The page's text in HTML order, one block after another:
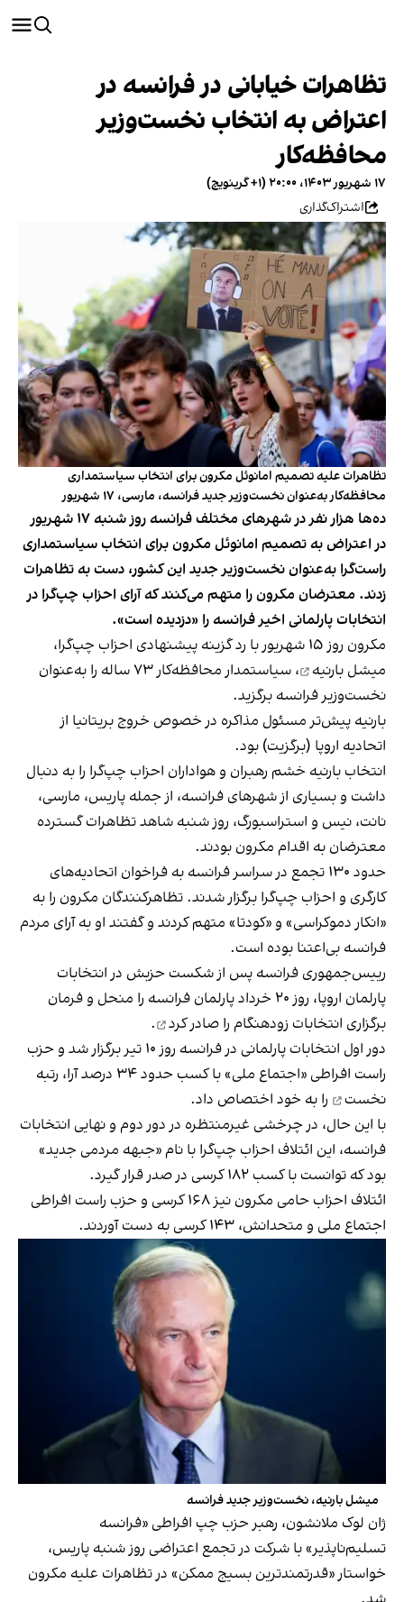
تظاهرات خیابانی در فرانسه در
اعتراض به انتخاب نخست‌وزیر
محافظه‌کار
۱۷ شهریور ۱۴۰۳، ۲۰:۰۰ (‎+۱ گرینویچ)
اشتراک‌گذاری
تظاهرات علیه تصمیم امانوئل مکرون برای انتخاب سیاستمداری
محافظه‌کار به‌عنوان نخست‌وزیر جدید فرانسه، مارسی، ۱۷ شهریور
ده‌ها هزار نفر در شهرهای مختلف فرانسه روز شنبه ۱۷ شهریور
در اعتراض به تصمیم امانوئل مکرون برای انتخاب سیاستمداری
راست‌گرا به‌عنوان نخست‌وزیر جدید این کشور، دست به تظاهرات
زدند. معترضان مکرون را متهم می‌کنند که آرای احزاب چپ‌گرا در
انتخابات پارلمانی اخیر فرانسه را «دزدیده است».
مکرون روز ۱۵ شهریور با رد گزینه پیشنهادی احزاب چپ‌گرا،
میشل بارنیه
، سیاستمدار محافظه‌کار ۷۳ ساله را به‌عنوان
نخست‌وزیر فرانسه برگزید.
بارنیه پیش‌تر مسئول مذاکره در خصوص خروج بریتانیا از
اتحادیه اروپا (برگزیت) بود.
انتخاب بارنیه خشم رهبران و هواداران احزاب چپ‌گرا را به دنبال
داشت و بسیاری از شهرهای فرانسه، از جمله پاریس، مارسی،
نانت، نیس و استراسبورگ، روز شنبه شاهد تظاهرات گسترده
معترضان به اقدام مکرون بودند.
حدود ۱۳۰ تجمع در سراسر فرانسه به فراخوان اتحادیه‌های
کارگری و احزاب چپ‌گرا برگزار شدند. تظاهرکنندگان مکرون را به
«انکار دموکراسی» و «کودتا» متهم کردند و گفتند او به آرای مردم
فرانسه بی‌اعتنا بوده است.
رییس‌جمهوری فرانسه پس از شکست حزبش در انتخابات
پارلمان اروپا، روز ۲۰ خرداد پارلمان فرانسه را منحل و فرمان
برگزاری انتخابات زودهنگام را صادر کرد
.
دور اول انتخابات پارلمانی در فرانسه روز ۱۰ تیر برگزار شد و حزب
راست‌ افراطی «اجتماع ملی» با کسب حدود ۳۴ درصد آرا،
رتبه
نخست
را به خود اختصاص داد.
با این حال، در چرخشی غیرمنتظره در دور دوم و نهایی انتخابات
فرانسه، این ائتلاف احزاب چپ‌گرا با نام «جبهه مردمی جدید»
بود که توانست با کسب ۱۸۲ کرسی در صدر قرار گیرد.
ائتلاف احزاب حامی مکرون نیز ۱۶۸ کرسی و حزب راست افراطی
اجتماع ملی و متحدانش، ۱۴۳ کرسی به دست آوردند.
میشل بارنیه، نخست‌وزیر جدید فرانسه
ژان لوک ملانشون، رهبر حزب چپ افراطی «فرانسه
تسلیم‌ناپذیر» با شرکت در تجمع اعتراضی روز شنبه پاریس،
خواستار «قدرتمندترین بسیج ممکن» در تظاهرات علیه مکرون